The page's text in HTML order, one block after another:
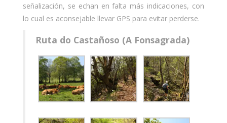
señalización, se echan en falta más indicaciones, con
lo cual es aconsejable llevar GPS para evitar perderse.
Ruta do Castañoso (A Fonsagrada)